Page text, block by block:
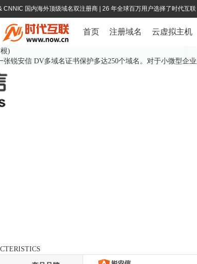
CNNIC 国内海外顶级域名双注册商 | 26 年全球百万用户选择了时代互联
首页 注册域名 云虚拟主机
)
锐安信 DV多域名证书保护多达250个域名。对于小微型